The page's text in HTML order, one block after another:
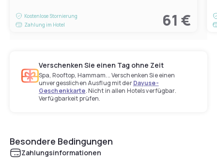
Kostenlose Stornierung
Zahlung im Hotel
61 €
Verschenken Sie einen Tag ohne Zeit
Spa, Rooftop, Hammam... Verschenken Sie einen
unvergesslichen Ausflug mit derDayuse-
Geschenkkarte. Nicht in allen Hotels verfügbar.
Verfügbarkeit prüfen.
Besondere Bedingungen
Zahlungsinformationen